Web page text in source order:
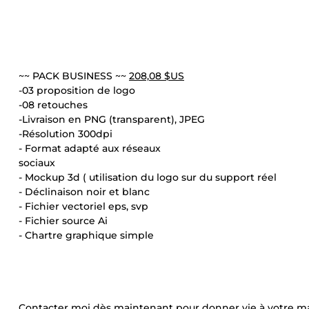
~~ PACK BUSINESS ~~ 208,08 $US
-03 proposition de logo
-08 retouches
-Livraison en PNG (transparent), JPEG
-Résolution 300dpi
- Format adapté aux réseaux
sociaux
- Mockup 3d ( utilisation du logo sur du support réel
- Déclinaison noir et blanc
- Fichier vectoriel eps, svp
- Fichier source Ai
- Chartre graphique simple